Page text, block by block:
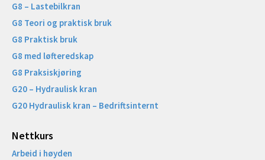
G8 – Lastebilkran
G8 Teori og praktisk bruk
G8 Praktisk bruk
G8 med løfteredskap
G8 Praksiskjøring
G20 – Hydraulisk kran
G20 Hydraulisk kran – Bedriftsinternt
Nettkurs
Arbeid i høyden